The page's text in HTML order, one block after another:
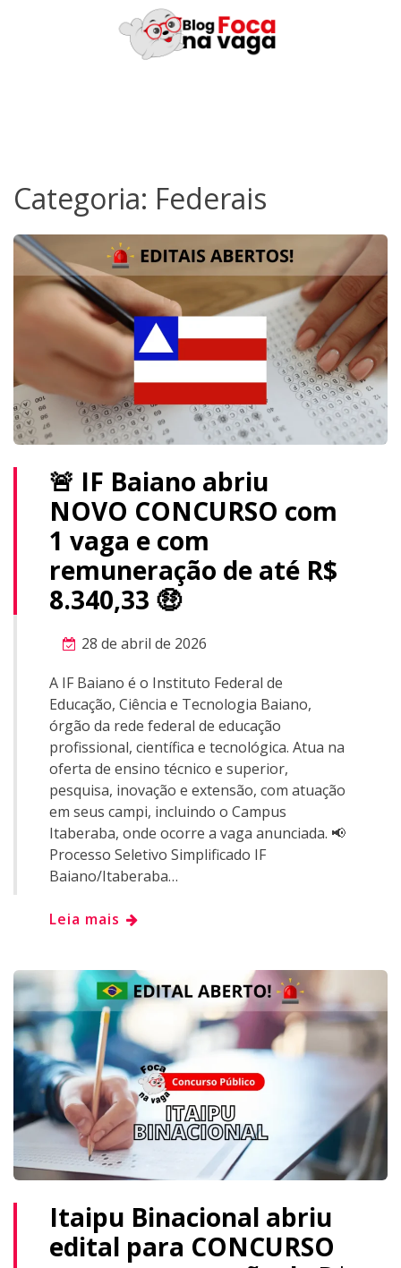
Categoria: Federais
🚨 IF Baiano abriu
NOVO CONCURSO com
1 vaga e com
remuneração de até R$
8.340,33 🤑
28 de abril de 2026
A IF Baiano é o Instituto Federal de
Educação, Ciência e Tecnologia Baiano,
órgão da rede federal de educação
profissional, científica e tecnológica. Atua na
oferta de ensino técnico e superior,
pesquisa, inovação e extensão, com atuação
em seus campi, incluindo o Campus
Itaberaba, onde ocorre a vaga anunciada. 📢
Processo Seletivo Simplificado IF
Baiano/Itaberaba…
Leia mais
Itaipu Binacional abriu
edital para CONCURSO